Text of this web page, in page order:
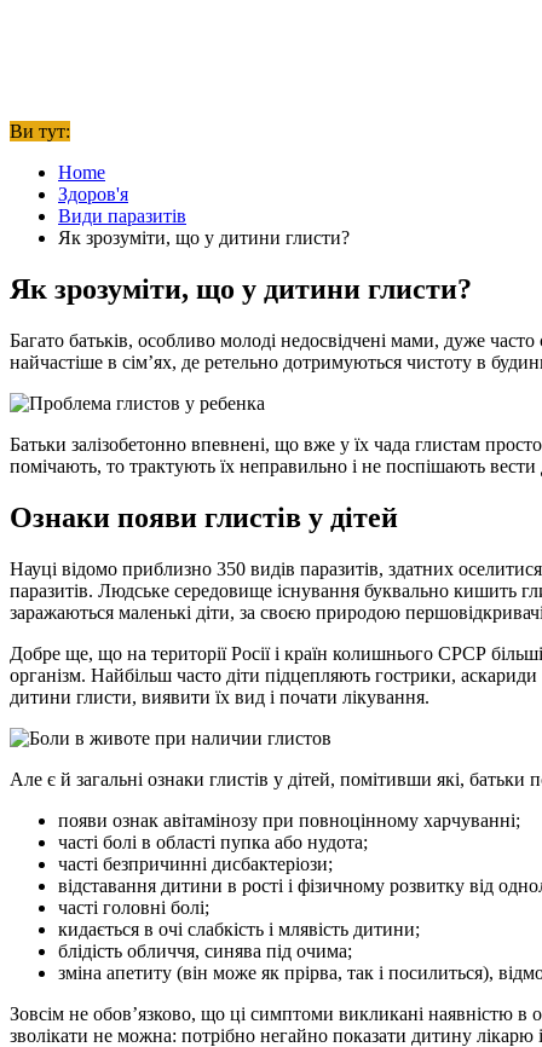
Ви тут:
Home
Здоров'я
Види паразитів
Як зрозуміти, що у дитини глисти?
Як зрозуміти, що у дитини глисти?
Багато батьків, особливо молоді недосвідчені мами, дуже
найчастіше в сім’ях, де ретельно дотримуються чистоту в
Батьки залізобетонно впевнені, що вже у їх чада глистам
помічають, то трактують їх неправильно і не поспішають вести
Ознаки появи глистів у дітей
Науці відомо приблизно 350 видів паразитів, здатних
паразитів. Людське середовище існування буквально кишить
заражаються маленькі діти, за своєю природою
Добре ще, що на території Росії і країн колишнього СРСР
організм. Найбільш часто діти підцепляють гострики,
дитини глисти, виявити їх вид і почати лікування.
Але є й загальні ознаки глистів у дітей, помітивши які,
появи ознак авітамінозу при повноцінному харчуванні;
часті болі в області пупка або нудота;
часті безпричинні дисбактеріози;
відставання дитини в рості і фізичному розвитку від
часті головні болі;
кидається в очі слабкість і млявість дитини;
блідість обличчя, синява під очима;
зміна апетиту (він може як прірва, так і посилиться),
Зовсім не обов’язково, що ці симптоми викликані наявністю
зволікати не можна: потрібно негайно показати дитину